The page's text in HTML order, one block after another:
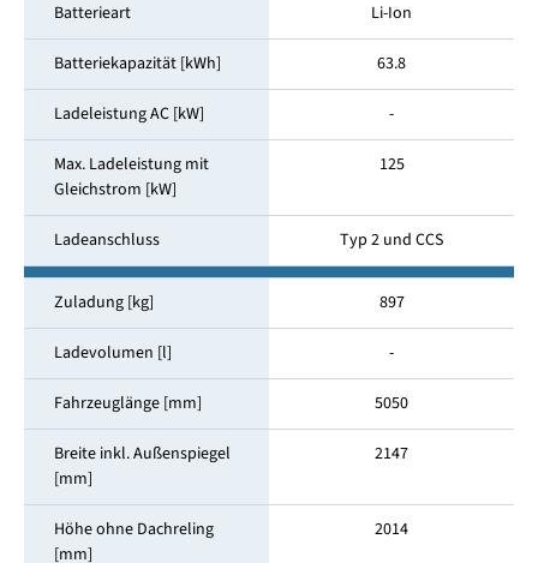
Batterieart Li-Ion
Batteriekapazität [kWh] 63.8
Ladeleistung AC [kW] -
Max. Ladeleistung mit
Gleichstrom [kW]
125
Ladeanschluss Typ 2 und CCS
Zuladung [kg] 897
Ladevolumen [l] -
Fahrzeuglänge [mm] 5050
Breite inkl. Außenspiegel
[mm]
2147
Höhe ohne Dachreling
[mm]
2014